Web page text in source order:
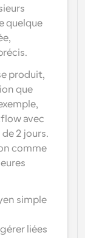
quelque
produit,
que
avec
2 jours.
comme
simple
liées